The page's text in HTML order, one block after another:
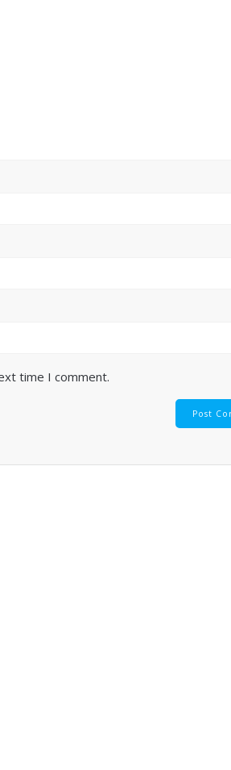
time I comment.